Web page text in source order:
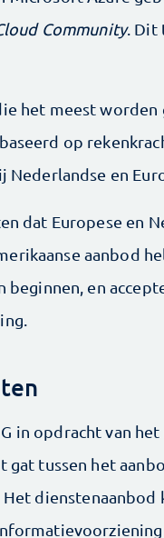
Community. Dit
het meest
op
Nederlandse en
dat Europese en
aanbod
beginnen, en
in opdracht van
gat tussen het
Het dienstenaanbod